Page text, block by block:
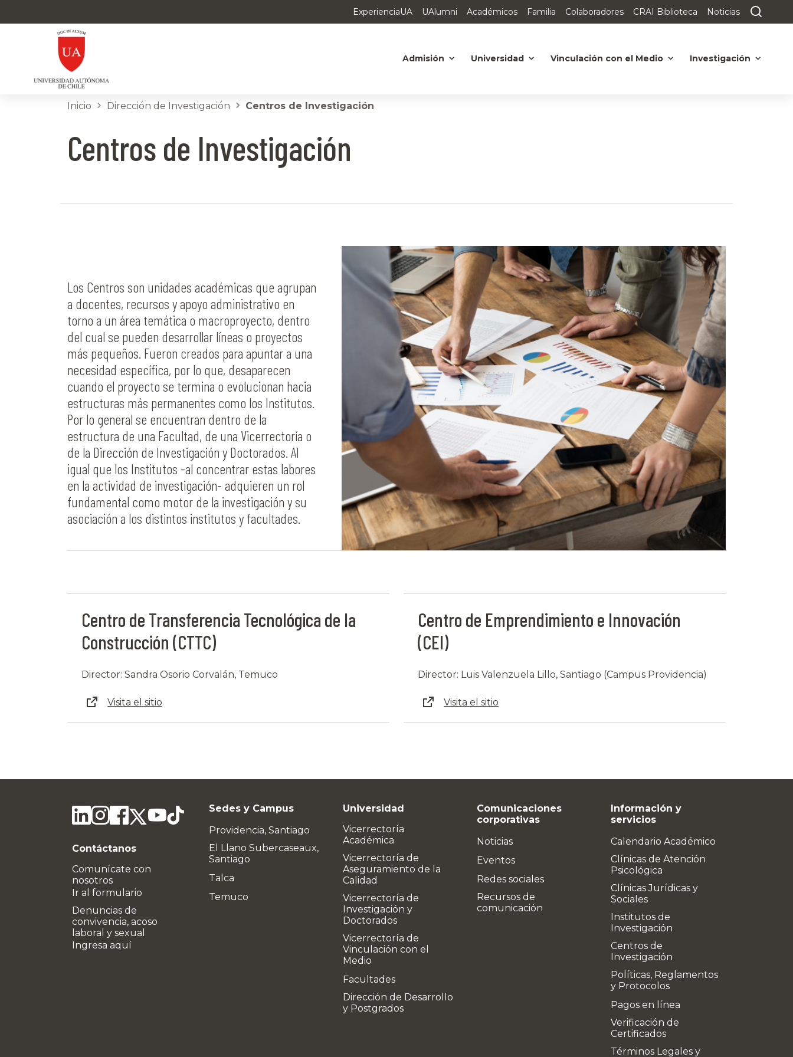
ExperienciaUA UAlumni Académicos Familia Colaboradores CRAI Biblioteca Noticias
Admisión Universidad Vinculación con el Medio Investigación
Inicio Dirección de Investigación Centros de Investigación
Centros de Investigación
Los Centros son unidades académicas que agrupan
a docentes, recursos y apoyo administrativo en
torno a un área temática o macroproyecto, dentro
del cual se pueden desarrollar líneas o proyectos
más pequeños. Fueron creados para apuntar a una
necesidad específica, por lo que, desaparecen
cuando el proyecto se termina o evolucionan hacia
estructuras más permanentes como los Institutos.
Por lo general se encuentran dentro de la
estructura de una Facultad, de una Vicerrectoría o
de la Dirección de Investigación y Doctorados. Al
igual que los Institutos -al concentrar estas labores
en la actividad de investigación- adquieren un rol
fundamental como motor de la investigación y su
asociación a los distintos institutos y facultades.
Centro de Transferencia Tecnológica de la
Construcción (CTTC)
Director: Sandra Osorio Corvalán, Temuco
Visita el sitio
Centro de Emprendimiento e Innovación
(CEI)
Director: Luis Valenzuela Lillo, Santiago (Campus Providencia)
Visita el sitio
Contáctanos
Comunícate con
nosotros
Ir al formulario
Denuncias de
convivencia, acoso
laboral y sexual
Ingresa aquí
Sedes y Campus
Providencia, Santiago
El Llano Subercaseaux,
Santiago
Talca
Temuco
Universidad
Vicerrectoría
Académica
Vicerrectoría de
Aseguramiento de la
Calidad
Vicerrectoría de
Investigación y
Doctorados
Vicerrectoría de
Vinculación con el
Medio
Facultades
Dirección de Desarrollo
y Postgrados
Comunicaciones
corporativas
Noticias
Eventos
Redes sociales
Recursos de
comunicación
Información y
servicios
Calendario Académico
Clínicas de Atención
Psicológica
Clínicas Jurídicas y
Sociales
Institutos de
Investigación
Centros de
Investigación
Políticas, Reglamentos
y Protocolos
Pagos en línea
Verificación de
Certificados
Términos Legales y